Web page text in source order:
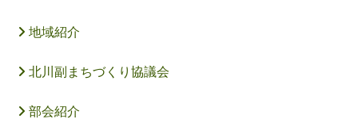
地域紹介
北川副まちづくり協議会
部会紹介